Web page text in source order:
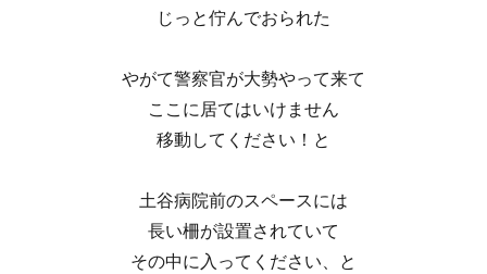
じっと佇んでおられた
やがて警察官が大勢やって来て
ここに居てはいけません
移動してください！と
土谷病院前のスペースには
長い柵が設置されていて
その中に入ってください、と